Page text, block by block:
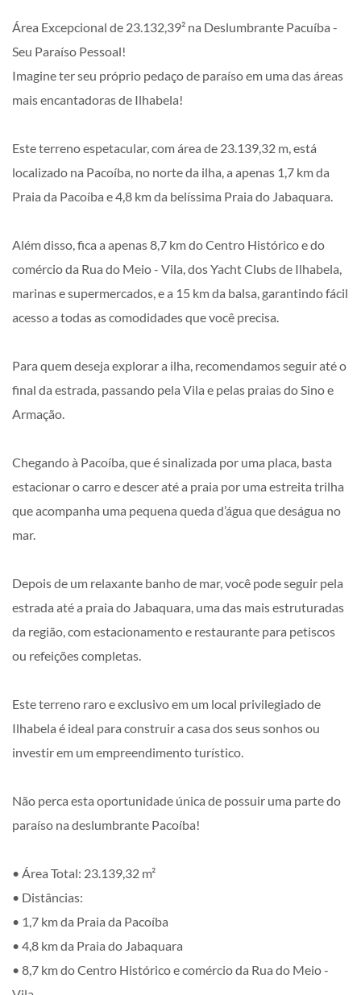
Área Excepcional de 23.132,39² na Deslumbrante Pacuíba -
Seu Paraíso Pessoal!
Imagine ter seu próprio pedaço de paraíso em uma das áreas
mais encantadoras de Ilhabela!
Este terreno espetacular, com área de 23.139,32 m, está
localizado na Pacoíba, no norte da ilha, a apenas 1,7 km da
Praia da Pacoíba e 4,8 km da belíssima Praia do Jabaquara.
Além disso, fica a apenas 8,7 km do Centro Histórico e do
comércio da Rua do Meio - Vila, dos Yacht Clubs de Ilhabela,
marinas e supermercados, e a 15 km da balsa, garantindo fácil
acesso a todas as comodidades que você precisa.
Para quem deseja explorar a ilha, recomendamos seguir até o
final da estrada, passando pela Vila e pelas praias do Sino e
Armação.
Chegando à Pacoíba, que é sinalizada por uma placa, basta
estacionar o carro e descer até a praia por uma estreita trilha
que acompanha uma pequena queda d’água que deságua no
mar.
Depois de um relaxante banho de mar, você pode seguir pela
estrada até a praia do Jabaquara, uma das mais estruturadas
da região, com estacionamento e restaurante para petiscos
ou refeições completas.
Este terreno raro e exclusivo em um local privilegiado de
Ilhabela é ideal para construir a casa dos seus sonhos ou
investir em um empreendimento turístico.
Não perca esta oportunidade única de possuir uma parte do
paraíso na deslumbrante Pacoíba!
• Área Total: 23.139,32 m²
• Distâncias:
• 1,7 km da Praia da Pacoíba
• 4,8 km da Praia do Jabaquara
• 8,7 km do Centro Histórico e comércio da Rua do Meio -